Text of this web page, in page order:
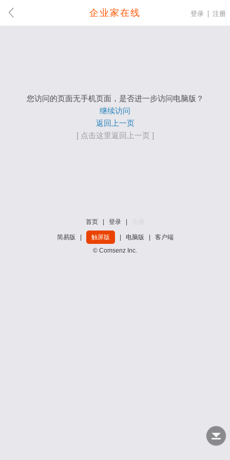
企业家在线 登录 注册
您访问的页面无手机页面，是否进一步访问电脑版？
继续访问
返回上一页
[ 点击这里返回上一页 ]
首页 登录
简易版 触屏版 电脑版
客户端
© Comsenz Inc.